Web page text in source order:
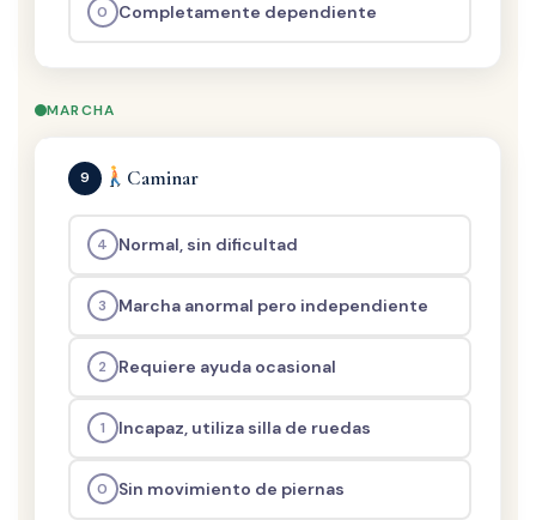
0 Completamente dependiente
MARCHA
9 Caminar
4 Normal, sin dificultad
3 Marcha anormal pero independiente
2 Requiere ayuda ocasional
1 Incapaz, utiliza silla de ruedas
0 Sin movimiento de piernas